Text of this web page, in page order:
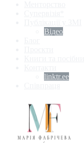
Відео
linktr.ee